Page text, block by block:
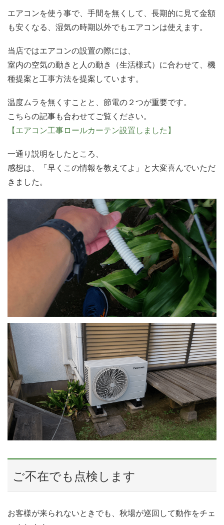
エアコンを使う事で、手間を無くして、長期的に見て金額
も安くなる、湿気の時期以外でもエアコンは使えます。
当店ではエアコンの設置の際には、
室内の空気の動きと人の動き（生活様式）に合わせて、機
種提案と工事方法を提案しています。
温度ムラを無くすことと、節電の２つが重要です。
こちらの記事も合わせてご覧ください。
【エアコン工事ロールカーテン設置しました】
一通り説明をしたところ、
感想は、「早くこの情報を教えてよ」と大変喜んでいただ
きました。
ご不在でも点検します
お客様が来られないときでも、秋場が巡回して動作をチェ